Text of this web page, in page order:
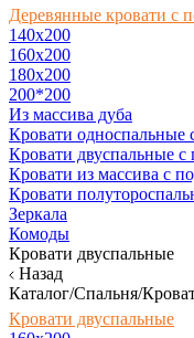
Деревянные кровати с
140x200
160х200
180х200
200*200
Из массива дуба
Кровати
Кровати двуспальные
Кровати из массива с
Кровати
Зеркала
Комоды
Кровати двуспальные
Назад
Каталог/Спальня/
Кровати двуспальные